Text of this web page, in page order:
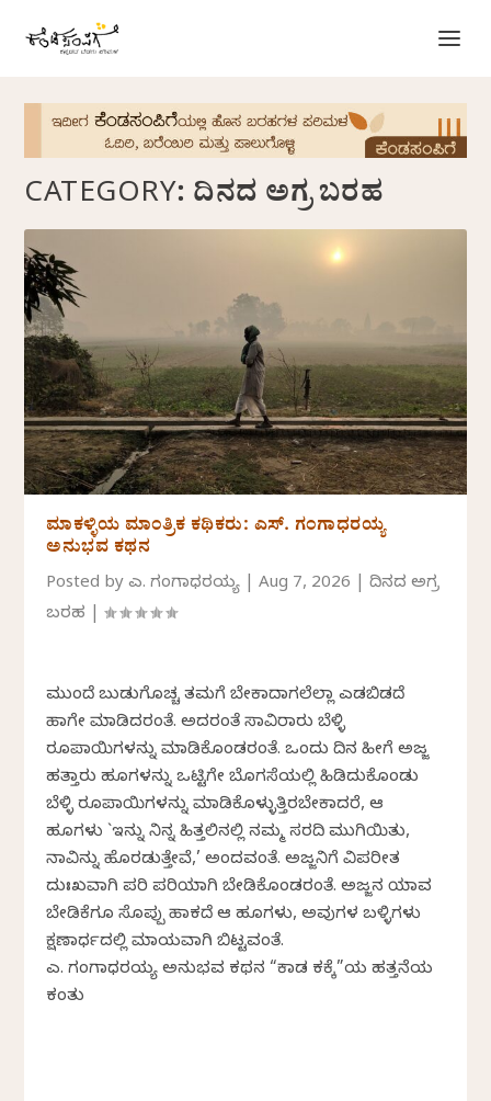
CATEGORY: ದಿನದ ಅಗ್ರ ಬರಹ
ಮಾಕಳ್ಳಿಯ ಮಾಂತ್ರಿಕ ಕಥಿಕರು: ಎಸ್. ಗಂಗಾಧರಯ್ಯ
ಅನುಭವ ಕಥನ
Posted byಎಸ್. ಗಂಗಾಧರಯ್ಯ |Aug 7, 2026 |ದಿನದ ಅಗ್ರ
ಬರಹ |
ಮುಂದೆ ಬುಡುಗೊಚ್ಚ ತಮಗೆ ಬೇಕಾದಾಗಲೆಲ್ಲಾ ಎಡಬಿಡದೆ
ಹಾಗೇ ಮಾಡಿದರಂತೆ. ಅದರಂತೆ ಸಾವಿರಾರು ಬೆಳ್ಳಿ
ರೂಪಾಯಿಗಳನ್ನು ಮಾಡಿಕೊಂಡರಂತೆ. ಒಂದು ದಿನ ಹೀಗೆ ಅಜ್ಜ
ಹತ್ತಾರು ಹೂಗಳನ್ನು ಒಟ್ಟಿಗೇ ಬೊಗಸೆಯಲ್ಲಿ ಹಿಡಿದುಕೊಂಡು
ಬೆಳ್ಳಿ ರೂಪಾಯಿಗಳನ್ನು ಮಾಡಿಕೊಳ್ಳುತ್ತಿರಬೇಕಾದರೆ, ಆ
ಹೂಗಳು `ಇನ್ನು ನಿನ್ನ ಹಿತ್ತಲಿನಲ್ಲಿ ನಮ್ಮ ಸರದಿ ಮುಗಿಯಿತು,
ನಾವಿನ್ನು ಹೊರಡುತ್ತೇವೆ,’ ಅಂದವಂತೆ. ಅಜ್ಜನಿಗೆ ವಿಪರೀತ
ದುಃಖವಾಗಿ ಪರಿ ಪರಿಯಾಗಿ ಬೇಡಿಕೊಂಡರಂತೆ. ಅಜ್ಜನ ಯಾವ
ಬೇಡಿಕೆಗೂ ಸೊಪ್ಪು ಹಾಕದೆ ಆ ಹೂಗಳು, ಅವುಗಳ ಬಳ್ಳಿಗಳು
ಕ್ಷಣಾರ್ಧದಲ್ಲಿ ಮಾಯವಾಗಿ ಬಿಟ್ಟವಂತೆ.
ಎಸ್.‌ ಗಂಗಾಧರಯ್ಯ ಅನುಭವ ಕಥನ “ಕಾಡ ಕಕ್ಕೆ”ಯ ಹತ್ತನೆಯ
ಕಂತು